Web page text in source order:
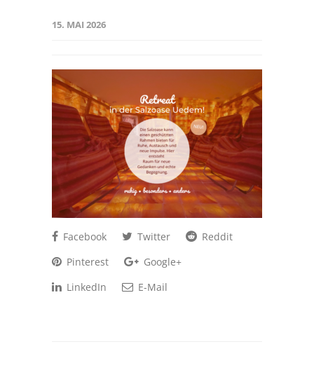
15. MAI 2026
Facebook Twitter
Reddit
Pinterest
Google+
LinkedIn
E-Mail